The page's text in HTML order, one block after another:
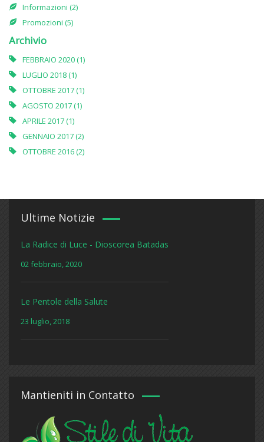
Informazioni (2)
Promozioni (5)
Archivio
FEBBRAIO 2020 (1)
LUGLIO 2018 (1)
OTTOBRE 2017 (1)
AGOSTO 2017 (1)
APRILE 2017 (1)
GENNAIO 2017 (2)
OTTOBRE 2016 (2)
Ultime Notizie
La Radice di Luce - Dioscorea Batadas
02 febbraio, 2020
Le Pentole della Salute
23 luglio, 2018
Mantieniti in Contatto